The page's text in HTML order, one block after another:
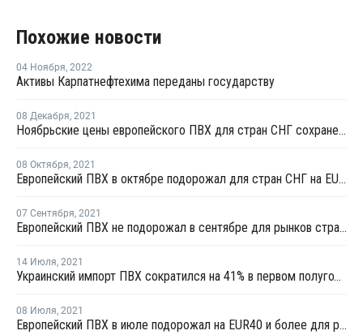
Похожие новости
04 Ноября, 2022
Активы Карпатнефтехима переданы государству
08 Декабря, 2021
Ноябрьские цены европейского ПВХ для стран СНГ сохранены на декабрь
08 Октября, 2021
Европейский ПВХ в октябре подорожал для стран СНГ на EUR60 за тонну и более
07 Сентября, 2021
Европейский ПВХ не подорожал в сентябре для рынков стран СНГ
14 Июля, 2021
Украинский импорт ПВХ сократился на 41% в первом полугодии, экспорт остался неизменным
08 Июля, 2021
Европейский ПВХ в июле подорожал на EUR40 и более для рынков стран СНГ